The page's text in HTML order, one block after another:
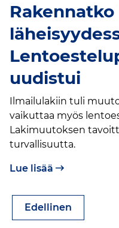
uudistui
Ilmailulakiin tuli
vaikuttaa myös
Lakimuutoksen
turvallisuutta.
Lue lisää
Edellinen